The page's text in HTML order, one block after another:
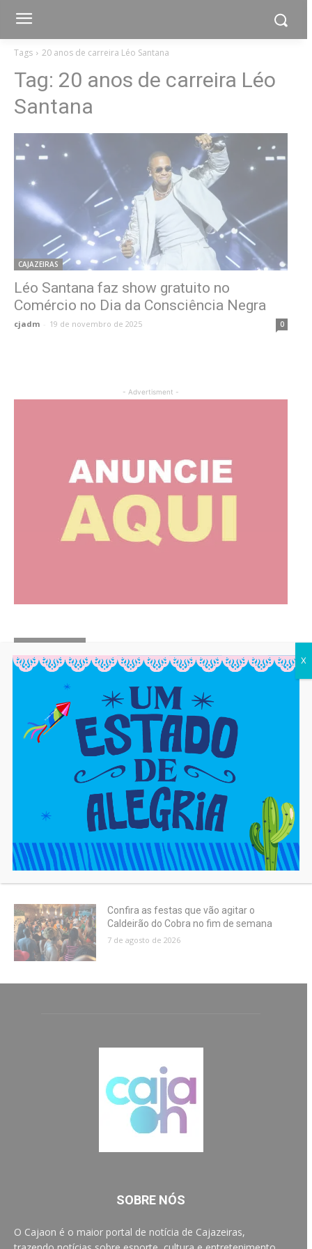
Tags 20 anos de carreira Léo Santana
Tag: 20 anos de carreira Léo
Santana
CAJAZEIRAS
Léo Santana faz show gratuito no
Comércio no Dia da Consciência Negra
cjadm 19 de novembro de 2025 0
- Advertisment -
A cada 100 crianças na Bahia, 8 não têm
o nome do pai na certidão
8 de agosto de 2026
Samba Trator prepara show histórico
para o Samba do Setor
8 de agosto de 2026
Marcha para Jesus 2026 reúne gospel
em Salvador hoje(8)
8 de agosto de 2026
Confira as festas que vão agitar o
Caldeirão do Cobra no fim de semana
7 de agosto de 2026
SOBRE NÓS
O Cajaon é o maior portal de notícia de Cajazeiras,
X